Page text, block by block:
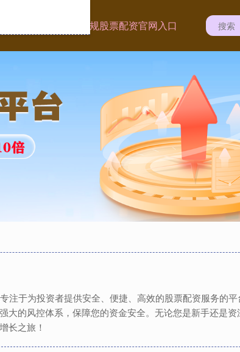
正规股票配资官网入口
于为投资者提供安全、便捷、高效的股票配资服务的
的风控体系，保障您的资金安全。无论您是新手还是
长之旅！